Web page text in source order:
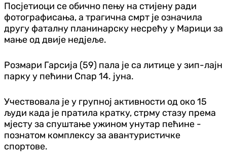
Посјетиоци се обично пењу на стијену ради
фотографисања, а трагична смрт је означила
другу фаталну планинарску несрећу у Марици за
мање од двије недјеље.
Розмари Гарсија (59) пала је са литице у зип-лајн
парку у пећини Спар 14. јуна.
Учествовала је у групној активности од око 15
људи када је пратила кратку, стрму стазу према
мјесту за спуштање ужином унутар пећине -
познатом комплексу за авантуристичке
спортове.